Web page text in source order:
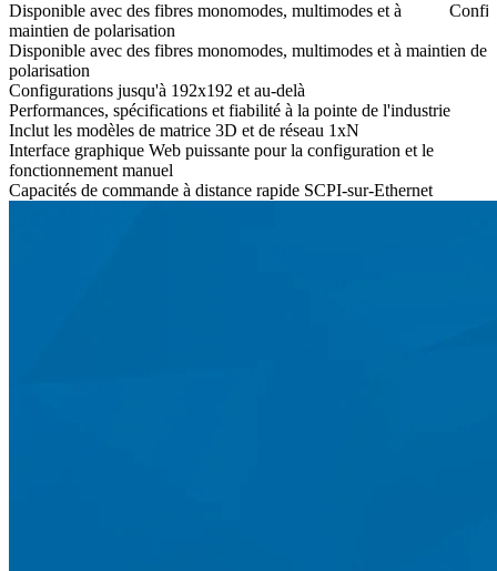
Disponible avec des fibres monomodes, multimodes et à
maintien de polarisation
Disponible avec des fibres monomodes, multimodes et à maintien de
polarisation
Configurations jusqu'à 192x192 et au-delà
Performances, spécifications et fiabilité à la pointe de l'industrie
Inclut les modèles de matrice 3D et de réseau 1xN
Interface graphique Web puissante pour la configuration et le
fonctionnement manuel
Capacités de commande à distance rapide SCPI-sur-Ethernet